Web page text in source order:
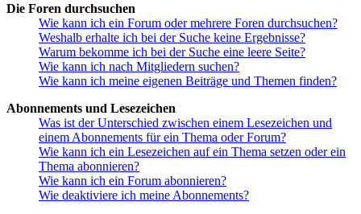
Die Foren durchsuchen
Wie kann ich ein Forum oder mehrere Foren durchsuchen?
Weshalb erhalte ich bei der Suche keine Ergebnisse?
Warum bekomme ich bei der Suche eine leere Seite?
Wie kann ich nach Mitgliedern suchen?
Wie kann ich meine eigenen Beiträge und Themen finden?
Abonnements und Lesezeichen
Was ist der Unterschied zwischen einem Lesezeichen und
einem Abonnements für ein Thema oder Forum?
Wie kann ich ein Lesezeichen auf ein Thema setzen oder ein
Thema abonnieren?
Wie kann ich ein Forum abonnieren?
Wie deaktiviere ich meine Abonnements?